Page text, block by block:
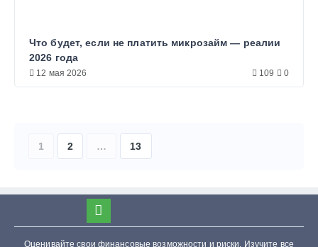
Что будет, если не платить микрозайм — реалии
2026 года
12 мая 2026 109 0
1 2 … 13
Оценивайте свои финансовые возможности и риски. Изучите все